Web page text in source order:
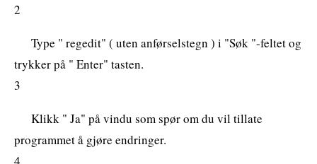
2
Type " regedit" ( uten anførselstegn ) i "Søk "-feltet og
trykker på " Enter" tasten.
3
Klikk " Ja" på vindu som spør om du vil tillate
programmet å gjøre endringer.